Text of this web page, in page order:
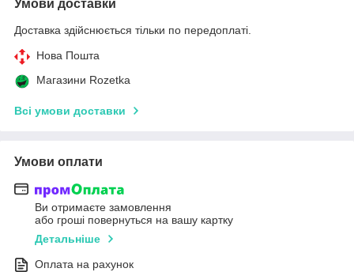
Умови доставки
Доставка здійснюється тільки по передоплаті.
Нова Пошта
Магазини Rozetka
Всі умови доставки
Умови оплати
Ви отримаєте замовлення
або гроші повернуться на вашу картку
Детальніше
Оплата на рахунок